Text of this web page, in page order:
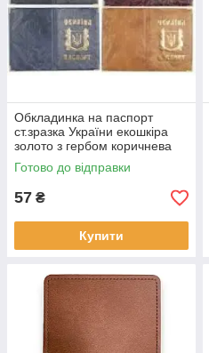
Обкладинка на паспорт
ст.зразка України екошкіра
золото з гербом коричнева
Готово до відправки
57 ₴
Купити